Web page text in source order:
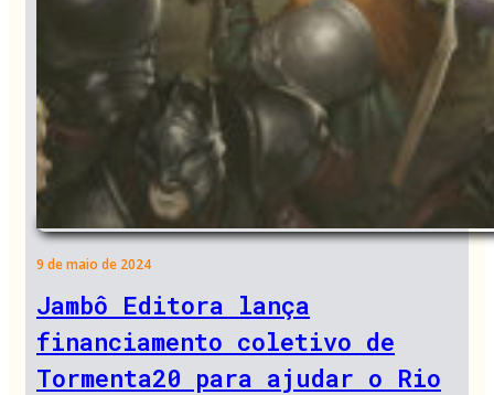
9 de maio de 2024
Jambô Editora lança
financiamento coletivo de
Tormenta20 para ajudar o Rio